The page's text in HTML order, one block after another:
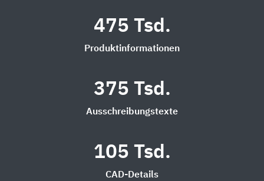
475 Tsd.
Produktinformationen
375 Tsd.
Ausschreibungstexte
105 Tsd.
CAD-Details